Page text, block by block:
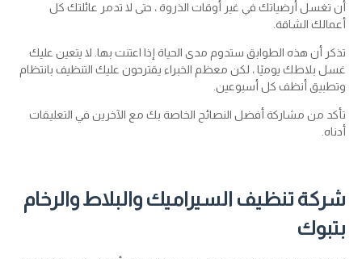
أن تغسل أرضياتك في غير أوقات الذروة ، حتى لا تدمر عائلتك كل
أعمالك الشاقة.
تذكر أن هذه الطوابق ستدوم مدى الحياة إذا اعتنت بها. لا يتعين عليك
غسل بلاطك يوميًا ، لكن معظم الخبراء يقترحون عليك التنظيف بانتظام
وتطبيق أنظف كل أسبوعين.
تأكد من مشاركة أفضل النصائح الخاصة بك مع الآخرين في التعليقات
أدناه.
شركة تنظيف السيراميك والبلاط والرخام
بتبوك